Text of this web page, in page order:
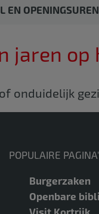
EN OPENINGSUREN
jaren op
onduidelijk
POPULAIRE
Burgerzaken
Openbare